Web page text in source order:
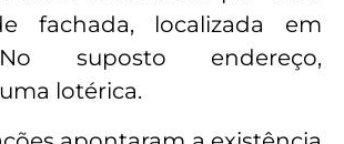
fachada, localizada em
suposto endereço,
lotérica.